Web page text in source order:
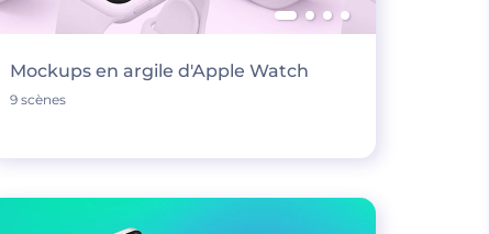
Mockups en argile d'Apple Watch
9 scènes